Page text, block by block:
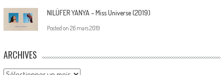
NILÜFER YANYA – Miss Universe (2019)
Posted on 26 mars 2019
ARCHIVES
Archives